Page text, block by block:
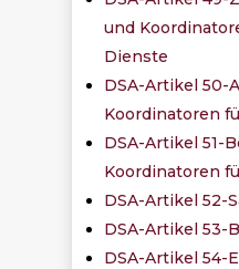
und
Dienste
DSA-Artikel 50-
Koordinatoren
DSA-Artikel 51-
Koordinatoren
DSA-Artikel 52-
DSA-Artikel 53-
DSA-Artikel 54-